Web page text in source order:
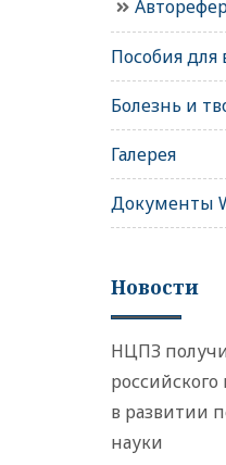
Пособия для
Болезнь и
Галерея
Документы
Новости
НЦПЗ
в развитии
науки